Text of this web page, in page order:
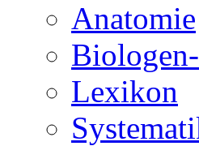
Anatomie
Lexikon